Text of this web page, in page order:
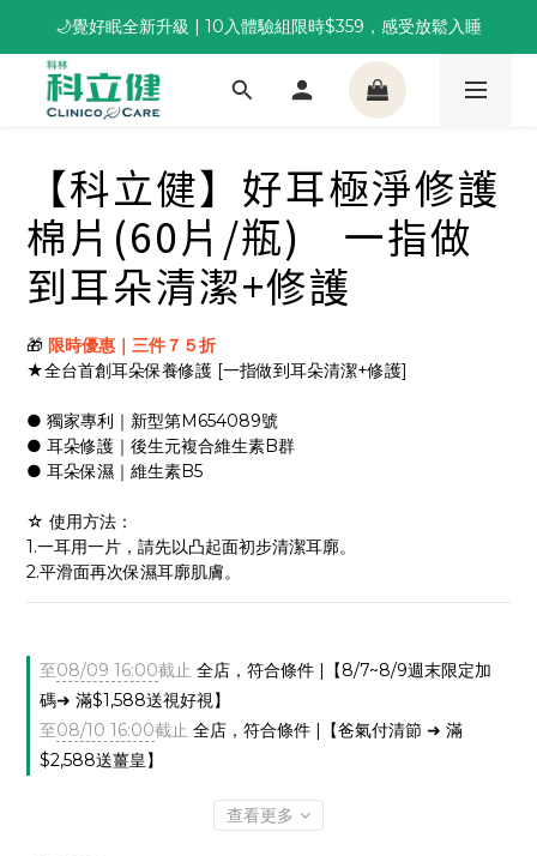
董事長推薦保養組合｜體驗價 $1,800 起，最高享 6 折
🌙覺好眠全新升級 | 10入體驗組限時$359，感受放鬆入睡
董事長推薦保養組合｜體驗價 $1,800 起，最高享 6 折
【科立健】好耳極淨修護
棉片(60片/瓶) 一指做
到耳朵清潔+修護
🎁 限時優惠｜三件７５折
★全台首創耳朵保養修護 [一指做到耳朵清潔+修護]
● 獨家專利｜新型第M654089號
● 耳朵修護｜後生元複合維生素B群
● 耳朵保濕｜維生素B5
☆ 使用方法：
1.一耳用一片，請先以凸起面初步清潔耳廓。
2.平滑面再次保濕耳廓肌膚。
至08/09 16:00截止 全店，符合條件 |【8/7~8/9週末限定加
碼➜ 滿$1,588送視好視】
至08/10 16:00截止 全店，符合條件 |【爸氣付清節 ➜ 滿
$2,588送薑皇】
查看更多